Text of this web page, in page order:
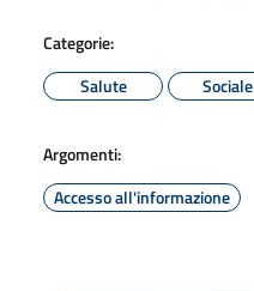
Categorie:
Salute
Sociale
Argomenti:
Accesso all'informazione